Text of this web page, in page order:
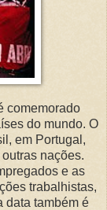
comemorado
do mundo. O
em Portugal,
nações.
e as
trabalhistas,
data também é